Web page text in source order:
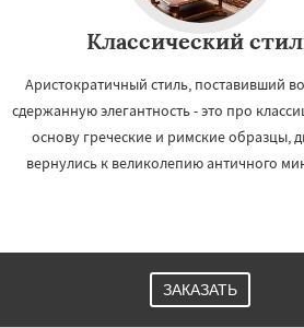
Классический
Аристократичный стиль, поставивший во
сдержанную элегантность - это про
основу греческие и римские образцы,
вернулись к великолепию античного
ЗАКАЗАТЬ